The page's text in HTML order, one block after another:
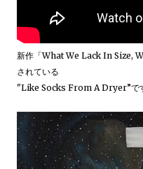
新作「What We Lack In Size,
されている
"Like Socks From A Dryer”で